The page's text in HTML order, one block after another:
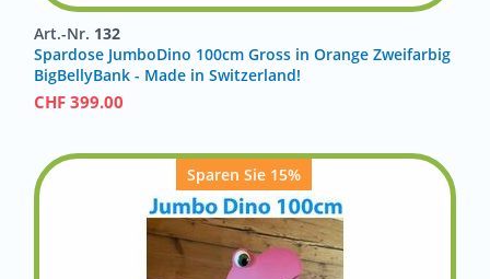
Art.-Nr. 132
Spardose JumboDino 100cm Gross in Orange Zweifarbig
BigBellyBank - Made in Switzerland!
CHF 399.00
Sparen Sie 15%